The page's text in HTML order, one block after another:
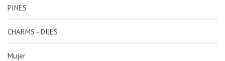
PINES
CHARMS - DIJES
Mujer